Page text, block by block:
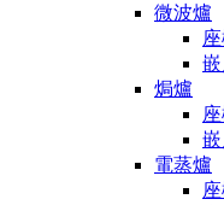
微波爐
焗爐
電蒸爐